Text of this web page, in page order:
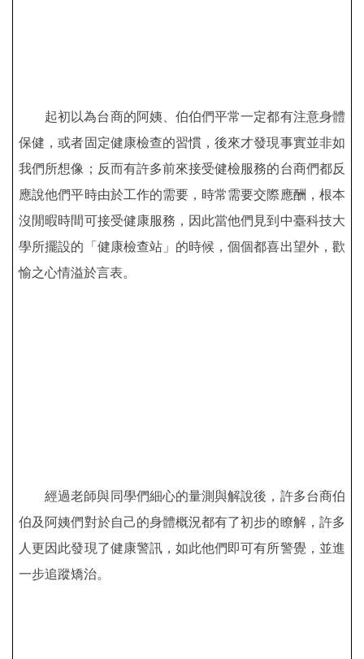
起初以為台商的阿姨、伯伯們平常一定都有注意身體
保健，或者固定健康檢查的習慣，後來才發現事實並非如
我們所想像；反而有許多前來接受健檢服務的台商們都反
應說他們平時由於工作的需要，時常需要交際應酬，根本
沒閒暇時間可接受健康服務，因此當他們見到中臺科技大
學所擺設的「健康檢查站」的時候，個個都喜出望外，歡
愉之心情溢於言表。
經過老師與同學們細心的量測與解說後，許多台商伯
伯及阿姨們對於自己的身體概況都有了初步的瞭解，許多
人更因此發現了健康警訊，如此他們即可有所警覺，並進
一步追蹤矯治。